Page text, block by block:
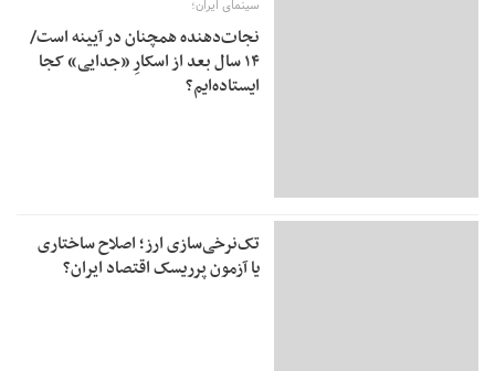
سینمای ایران؛
نجات‌دهنده‌ همچنان در آیینه است/
۱۴ سال بعد از اسکارِ «جدایی» کجا
ایستاده‌ایم؟
تک‌نرخی‌سازی ارز؛ اصلاح ساختاری
یا آزمون پرریسک اقتصاد ایران؟